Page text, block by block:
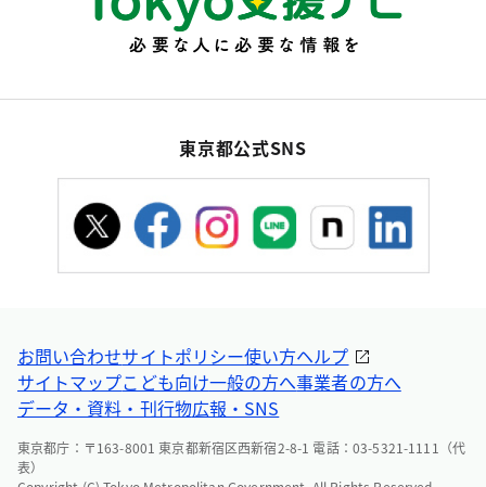
東京都公式SNS
お問い合わせサイトポリシー使い方ヘルプ
サイトマップこども向け一般の方へ事業者の方へ
データ・資料・刊行物広報・SNS
東京都庁：〒163-8001 東京都新宿区西新宿2-8-1 電話：03-5321-1111（代
表）